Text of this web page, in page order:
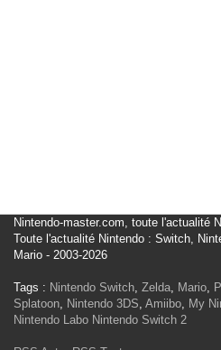
Nintendo-master.com, toute l'actualité
Toute l'actualité Nintendo : Switch,
Mario - 2003-2026
Tags : Nintendo Switch, Zelda, Mario,
Splatoon, Nintendo 3DS, Amiibo, My
Nintendo Labo Nintendo Switch 2